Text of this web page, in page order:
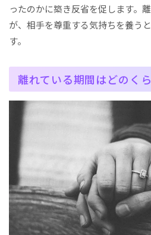
ったのかに築き反省を促します。
が、相手を尊重する気持ちを養う
す。
離れている期間はどのく